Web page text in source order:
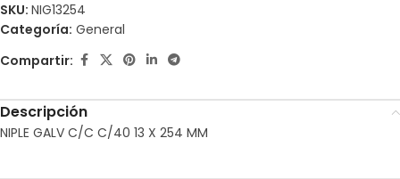
SKU: NIG13254
Categoría: General
Compartir:
Descripción
NIPLE GALV C/C C/40 13 X 254 MM